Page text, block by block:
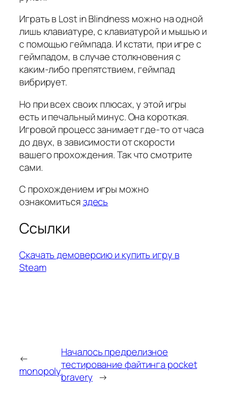
Играть в Lost in Blindness можно на одной
лишь клавиатуре, с клавиатурой и мышью и
с помощью геймпада. И кстати, при игре с
геймпадом, в случае столкновения с
каким-либо препятствием, геймпад
вибрирует.
Но при всех своих плюсах, у этой игры
есть и печальный минус. Она короткая.
Игровой процесс занимает где-то от часа
до двух, в зависимости от скорости
вашего прохождения. Так что смотрите
сами.
С прохождением игры можно
ознакомитьсяздесь
Ссылки
Скачать демоверсию и купить игру в
Steam
←
monopoly
Началось предрелизное
тестирование файтинга pocket
bravery →